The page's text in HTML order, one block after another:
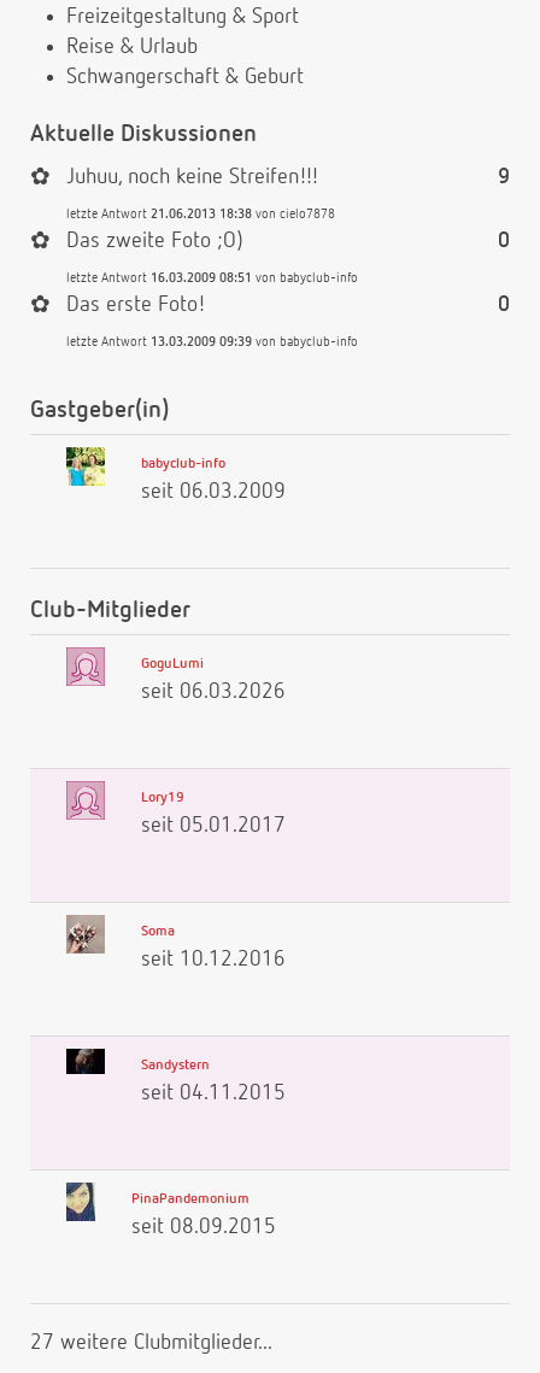
Freizeitgestaltung & Sport
Reise & Urlaub
Schwangerschaft & Geburt
Aktuelle Diskussionen
9
✿ Juhuu, noch keine Streifen!!!
letzte Antwort 21.06.2013 18:38 von cielo7878
0
✿ Das zweite Foto ;O)
letzte Antwort 16.03.2009 08:51 von babyclub-info
0
✿ Das erste Foto!
letzte Antwort 13.03.2009 09:39 von babyclub-info
Gastgeber(in)
babyclub-info
seit 06.03.2009
Club-Mitglieder
GoguLumi
seit 06.03.2026
Lory19
seit 05.01.2017
Soma
seit 10.12.2016
Sandystern
seit 04.11.2015
PinaPandemonium
seit 08.09.2015
27 weitere Clubmitglieder...